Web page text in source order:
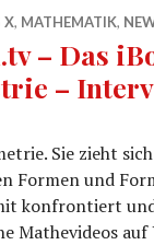
X, MATHEMATIK,
– Das
–
Sie zieht
Formen und
konfrontiert
Mathevideos